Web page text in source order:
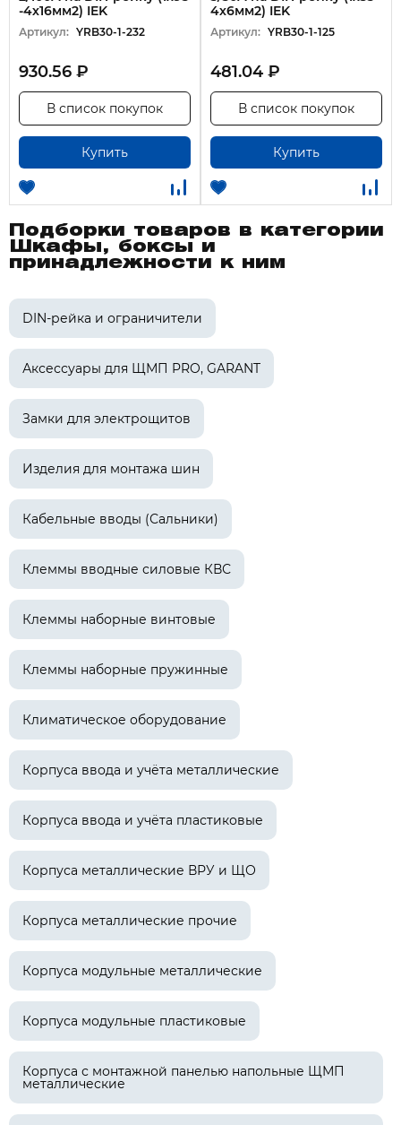
-4х16мм2) IEK
Артикул: YRB30-1-232
930.56 ₽
Купить
В список покупок
4х6мм2) IEK
Артикул: YRB30-1-125
481.04 ₽
Купить
В список покупок
Подборки товаров в категории
Шкафы, боксы и
принадлежности к ним
DIN-рейка и ограничители
Аксессуары для ЩМП PRO, GARANT
Замки для электрощитов
Изделия для монтажа шин
Кабельные вводы (Сальники)
Клеммы вводные силовые КВС
Клеммы наборные винтовые
Клеммы наборные пружинные
Климатическое оборудование
Корпуса ввода и учёта металлические
Корпуса ввода и учёта пластиковые
Корпуса металлические ВРУ и ЩО
Корпуса металлические прочие
Корпуса модульные металлические
Корпуса модульные пластиковые
Корпуса с монтажной панелью напольные ЩМП
металлические